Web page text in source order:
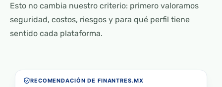
Esto no cambia nuestro criterio: primero valoramos
seguridad, costos, riesgos y para qué perfil tiene
sentido cada plataforma.
RECOMENDACIÓN DE FINANTRES.MX